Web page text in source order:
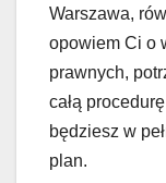
Warszawa,
opowiem Ci o
prawnych,
całą
będziesz w
plan.